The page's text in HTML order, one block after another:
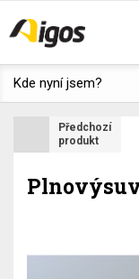
Kde nyní jsem?
Předchozí
produkt